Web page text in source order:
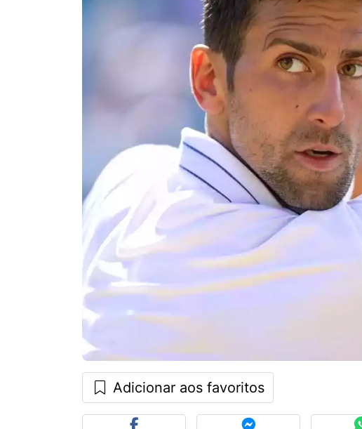
Adicionar aos favoritos